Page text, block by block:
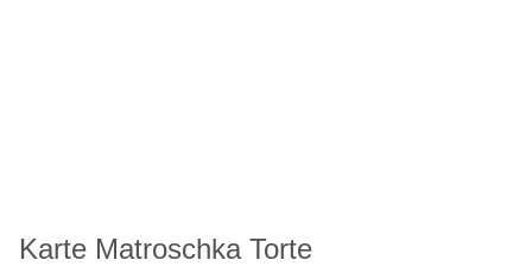
Karte Matroschka Torte